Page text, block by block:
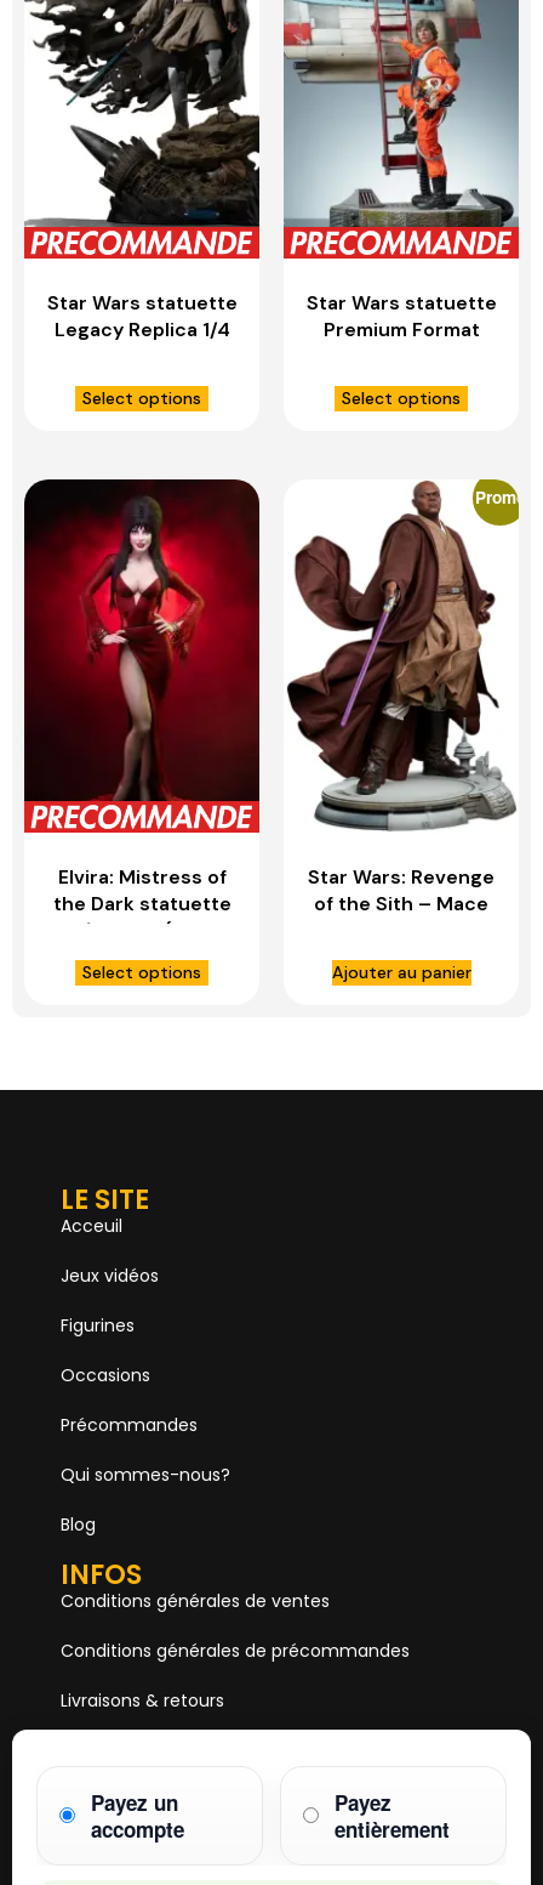
Payez un
accompte
Payez
entièrement
Star Wars statuette
Legacy Replica 1/4
Signatures – IRON
STUDIOS
Select options
Star Wars statuette
Premium Format
X-Wing: Red Five,
Standing By –
Select options
Elvira: Mistress of
the Dark statuette
1/4 Elvira (Red
Glitter Dress) –
TWEETERHEAD
Select options
Promo
Star Wars: Revenge
of the Sith – Mace
Scale Statue –
SIDESHOW TOYS
Ajouter au panier
LE SITE
Acceuil
Jeux vidéos
Figurines
Occasions
Précommandes
Qui sommes-nous?
Blog
INFOS
Conditions générales de ventes
Conditions générales de précommandes
Livraisons & retours
Paiements
HOBBY ONE